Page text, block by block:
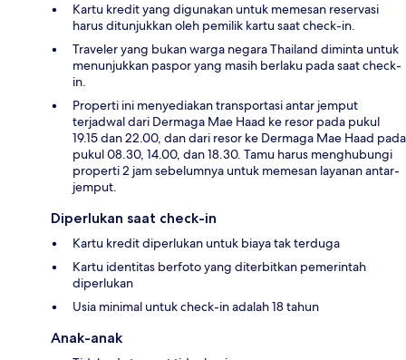
Kartu kredit yang digunakan untuk memesan reservasi
harus ditunjukkan oleh pemilik kartu saat check-in.
Traveler yang bukan warga negara Thailand diminta untuk
menunjukkan paspor yang masih berlaku pada saat check-
in.
Properti ini menyediakan transportasi antar jemput
terjadwal dari Dermaga Mae Haad ke resor pada pukul
19.15 dan 22.00, dan dari resor ke Dermaga Mae Haad pada
pukul 08.30, 14.00, dan 18.30. Tamu harus menghubungi
properti 2 jam sebelumnya untuk memesan layanan antar-
jemput.
Diperlukan saat check-in
Kartu kredit diperlukan untuk biaya tak terduga
Kartu identitas berfoto yang diterbitkan pemerintah
diperlukan
Usia minimal untuk check-in adalah 18 tahun
Anak-anak